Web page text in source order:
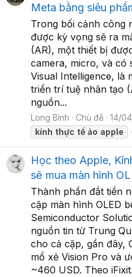
Meta bằng siêu
Trong bối cảnh công
được kỳ vọng sẽ ra
(AR), một thiết bị
camera, micro, và có
Visual Intelligence, là
triển trí tuệ nhân tạo
nguồn...
Long Bình Chủ đề 14/
kính thực tế ảo apple
Học theo Apple,
sẽ mua màn hình
Thành phần đắt tiền
cặp màn hình OLED
Semiconductor
nguồn tin từ Trung
cho cả cặp, gần đây,
mổ xẻ Vision Pro và
~460 USD. Theo